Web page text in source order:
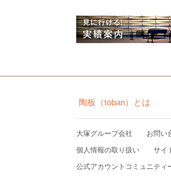
陶板（toban）とは
大塚グループ会社 お問い
個人情報の取り扱い サイ
公式アカウントコミュニティ